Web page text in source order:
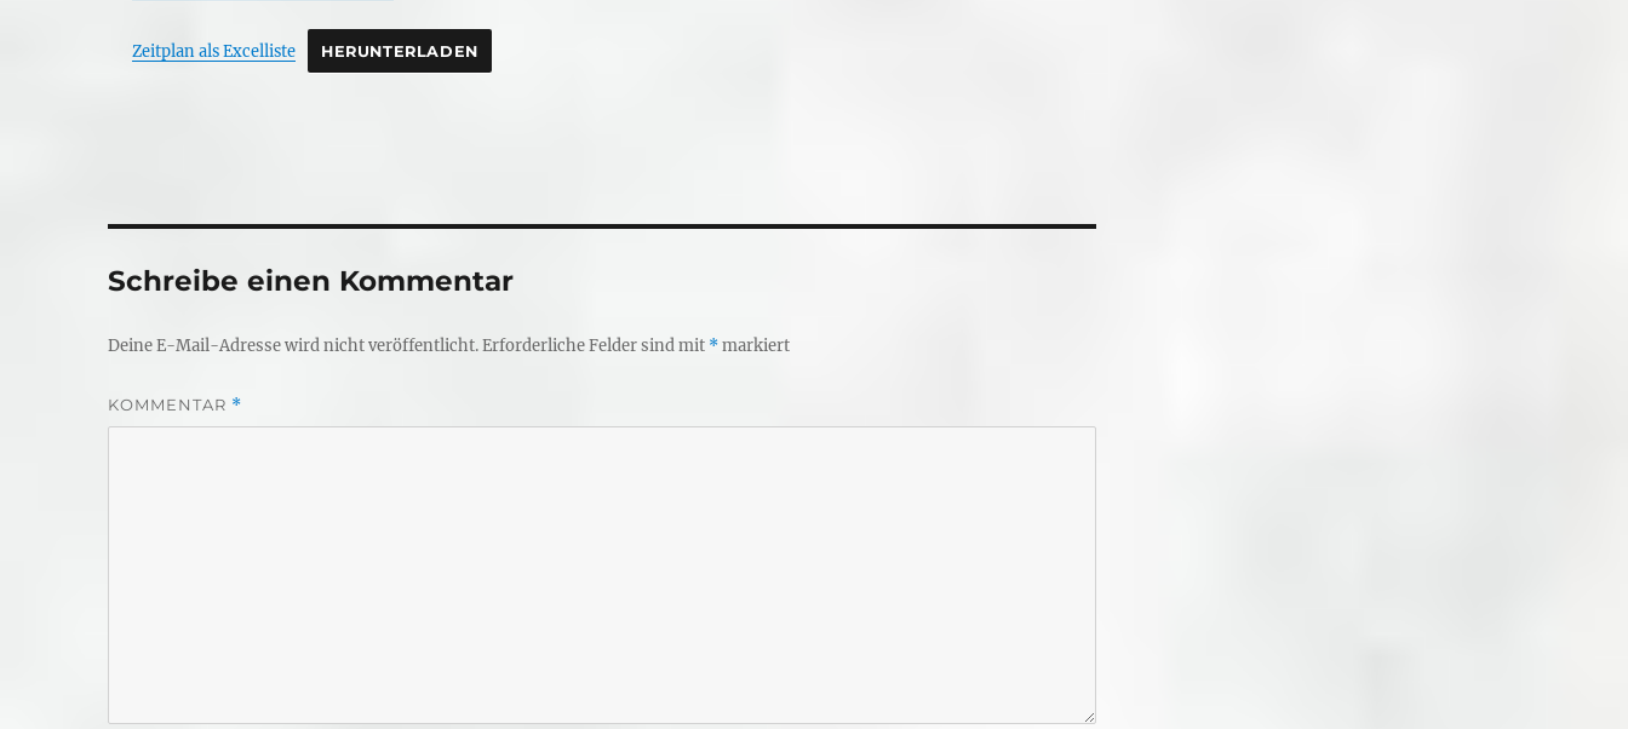
Zeitplan als Excelliste HERUNTERLADEN
Schreibe einen Kommentar
Deine E-Mail-Adresse wird nicht veröffentlicht.Erforderliche Felder sind mit *markiert
KOMMENTAR *